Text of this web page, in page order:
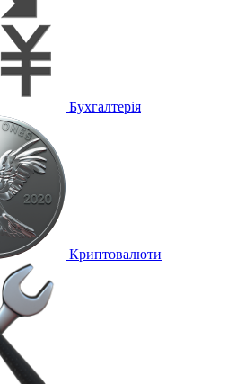
Бухгалтерія
Криптовалюти